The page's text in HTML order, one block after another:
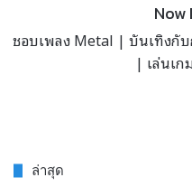
ชอบเพลง Metal | บันเทิงกั
| เล่นเก
ล่าสุด